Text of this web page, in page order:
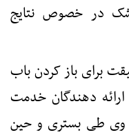
در خصوص نتایج
برای باز کردن باب
ارائه دهندگان خدمت
وی طی بستری و حین